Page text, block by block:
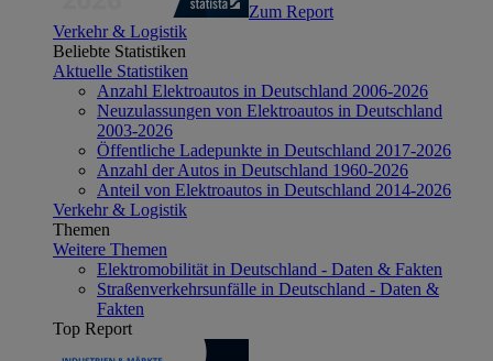
Zum Report
Verkehr & Logistik
Beliebte Statistiken
Aktuelle Statistiken
Anzahl Elektroautos in Deutschland 2006-2026
Neuzulassungen von Elektroautos in Deutschland
2003-2026
Öffentliche Ladepunkte in Deutschland 2017-2026
Anzahl der Autos in Deutschland 1960-2026
Anteil von Elektroautos in Deutschland 2014-2026
Verkehr & Logistik
Themen
Weitere Themen
Elektromobilität in Deutschland - Daten & Fakten
Straßenverkehrsunfälle in Deutschland - Daten &
Fakten
Top Report